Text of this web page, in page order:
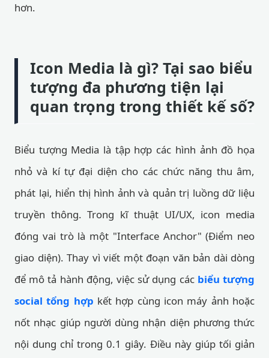
hơn.
Icon Media là gì? Tại sao biểu
tượng đa phương tiện lại
quan trọng trong thiết kế số?
Biểu tượng Media là tập hợp các hình ảnh đồ họa
nhỏ và kí tự đại diện cho các chức năng thu âm,
phát lại, hiển thị hình ảnh và quản trị luồng dữ liệu
truyền thông. Trong kĩ thuật UI/UX, icon media
đóng vai trò là một "Interface Anchor" (Điểm neo
giao diện). Thay vì viết một đoạn văn bản dài dòng
để mô tả hành động, việc sử dụng các biểu tượng
social tổng hợp kết hợp cùng icon máy ảnh hoặc
nốt nhạc giúp người dùng nhận diện phương thức
nội dung chỉ trong 0.1 giây. Điều này giúp tối giản